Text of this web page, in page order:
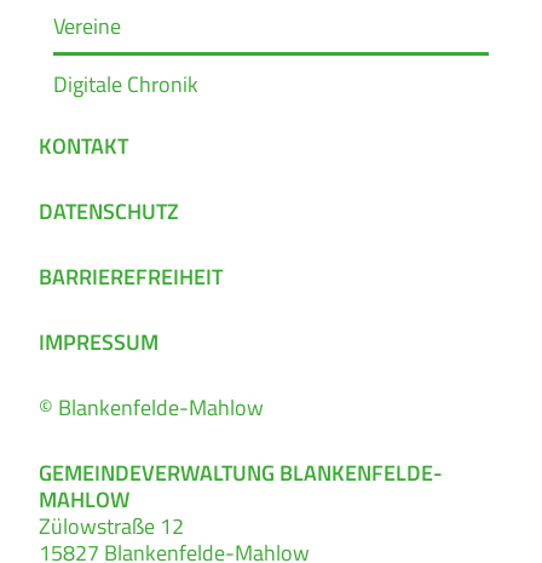
Vereine
Digitale Chronik
KONTAKT
DATENSCHUTZ
BARRIEREFREIHEIT
IMPRESSUM
© Blankenfelde-Mahlow
GEMEINDEVERWALTUNG BLANKENFELDE-
MAHLOW
Zülowstraße 12
15827 Blankenfelde-Mahlow